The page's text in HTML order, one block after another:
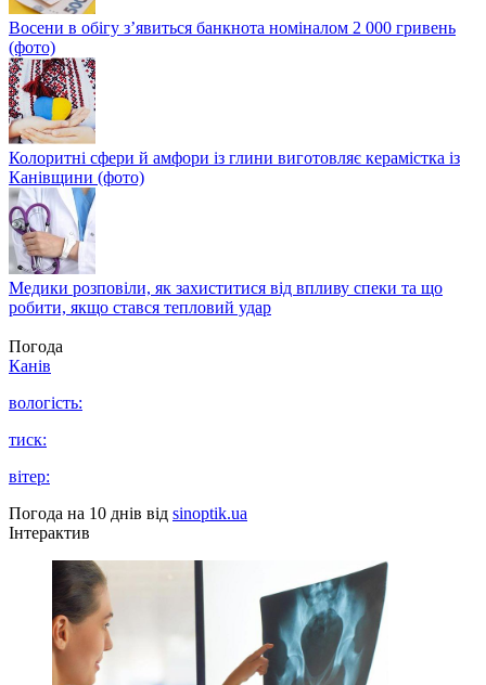
Восени в обігу з’явиться банкнота номіналом 2 000 гривень
(фото)
Колоритні сфери й амфори із глини виготовляє керамістка із
Канівщини (фото)
Медики розповіли, як захиститися від впливу спеки та що
робити, якщо стався тепловий удар
Погода
Канів
вологість:
тиск:
вітер:
Погода на 10 днів від sinoptik.ua
Інтерактив